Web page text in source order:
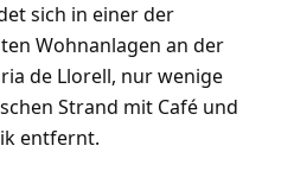
sich in einer der
Wohnanlagen an der
de Llorell, nur wenige
Strand mit Café und
entfernt.